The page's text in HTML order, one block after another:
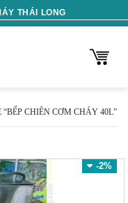
THÁI LONG
CHIÊN CƠM CHÁY 40L”
-2%